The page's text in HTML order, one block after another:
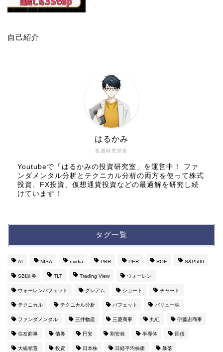
自己紹介
投資研究室長
はるかみ
Youtubeで「はるかみの投資研究室」を運営中！ ファ
ンダメンタル分析とテクニカル分析の両方を使って株式
投資、FX投資、仮想通貨投資などの最適解を研究し続
けています！
タグ一覧
AI NISA nvidia PBR PER ROE S&P500
SBI証券 TLT Trading View ウォーレン
ウォーレンバフェット グレアム ショート チャート
テクニカル テクニカル分析 バフェット バリュー株
ファンダメンタル 三井物産 三菱商事 丸紅 伊藤忠商事
住友商事 債券 円安 割安株 半導体 国債
大統領選 投資 日本株 日経平均株価 暴落